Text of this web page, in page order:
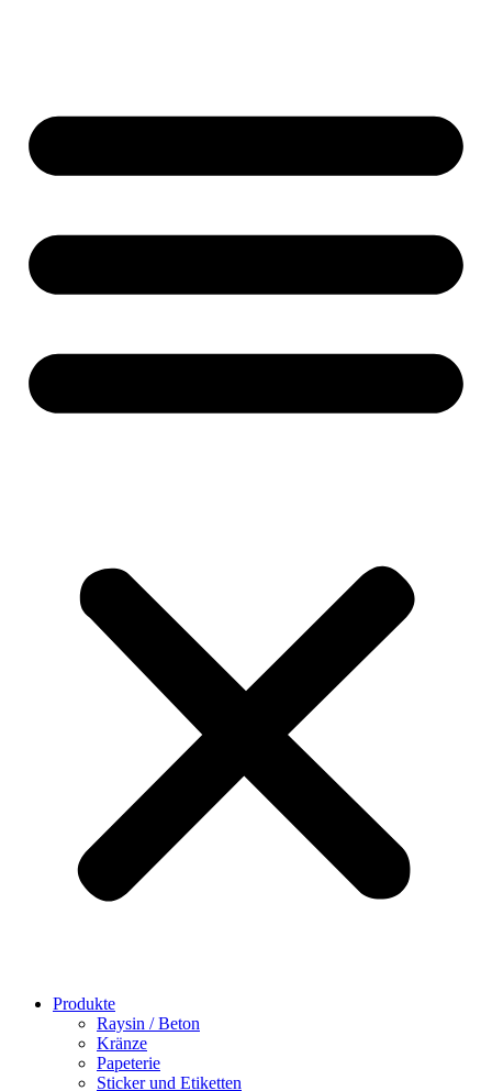
Produkte
Raysin / Beton
Kränze
Papeterie
Sticker und Etiketten